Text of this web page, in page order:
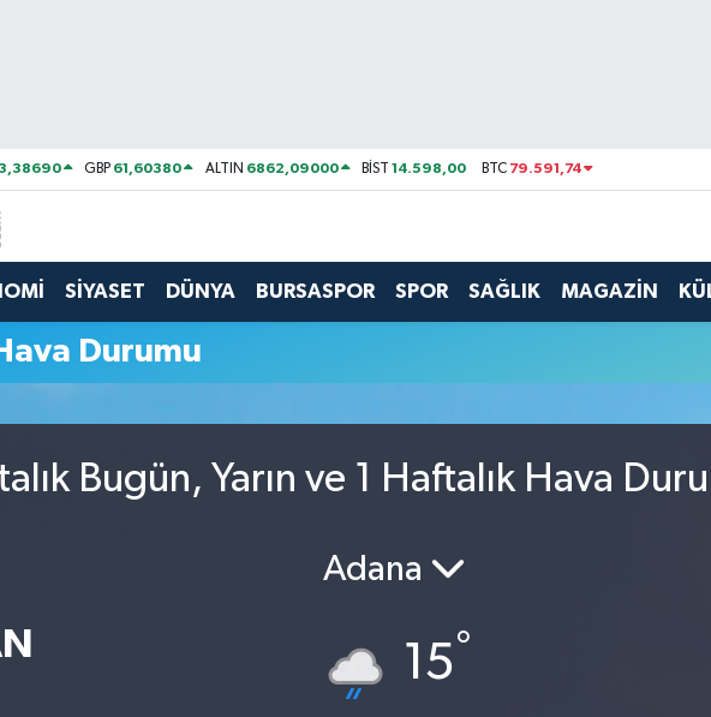
GBP 61,60380 ALTIN 6862,09000 BİST14.598,00 BTC 79.591,74
SİYASET DÜNYA BURSASPOR SPOR SAĞLIK MAGAZİN
Durumu
Bugün, Yarın ve 1 Haftalık Hava
Adana
15°